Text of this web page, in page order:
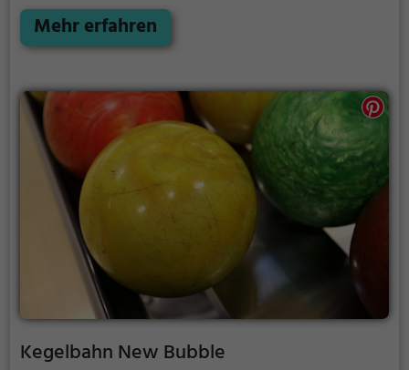
Freizeitbeschäftigung, sportliche Betätigung und
Wettbewerbscharakter inklusive.
Mehr erfahren
Kegelbahn New Bubble